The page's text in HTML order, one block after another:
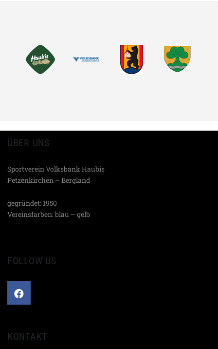
TEILEN
ÜBER UNS
Sportverein Volksbank Haubis
Petzenkirchen – Bergland
gegründet: 1950
Vereinsfarben: blau – gelb
FOLLOW US
KONTAKT